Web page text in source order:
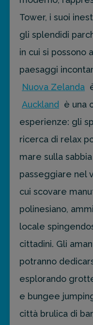
Tower, i suoi
gli splendidi
in cui si possono
paesaggi
Nuova Zelanda
Auckland è una
esperienze: gli
ricerca di relax
mare sulla
passeggiare nel
cui scovare
polinesiano,
locale
cittadini. Gli
potranno
esplorando
e bungee
città brulica di